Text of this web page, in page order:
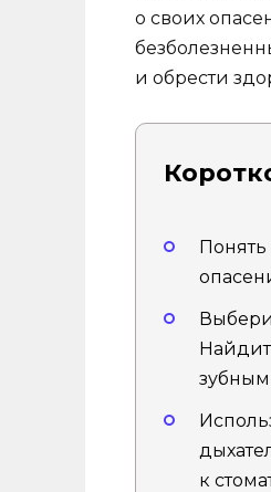
о своих
и обрести
Понять
зубным
к